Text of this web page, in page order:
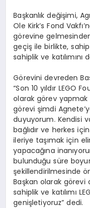
Başkanlık değişimi,
Ole Kirk’s Fond Vakfı’
görevine
geçiş ile birlikte,
sahiplik ve katılımını
Görevini devreden Ba
“Son 10 yıldır LEGO
olarak görev
görevişimdi Agnete’
duyuyorum. Kendisi
bağlıdır ve herkes iç
ileriye taşımak için
yapacağına inanı
bulunduğu süre
şekillendirilmesindeö
Başkan olarak görevi
sahiplik ve katılımı
genişletiyoruz” dedi.